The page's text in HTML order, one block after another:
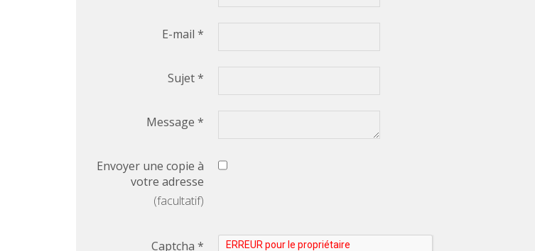
E-mail *
Sujet*
Message *
Envoyer une copie à
votre adresse
(facultatif)
Captcha *